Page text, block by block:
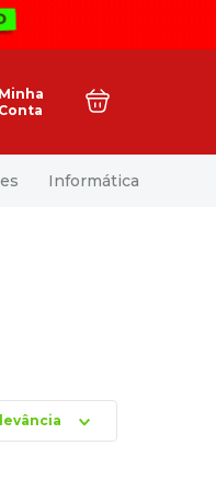
Minha
Conta
Informática